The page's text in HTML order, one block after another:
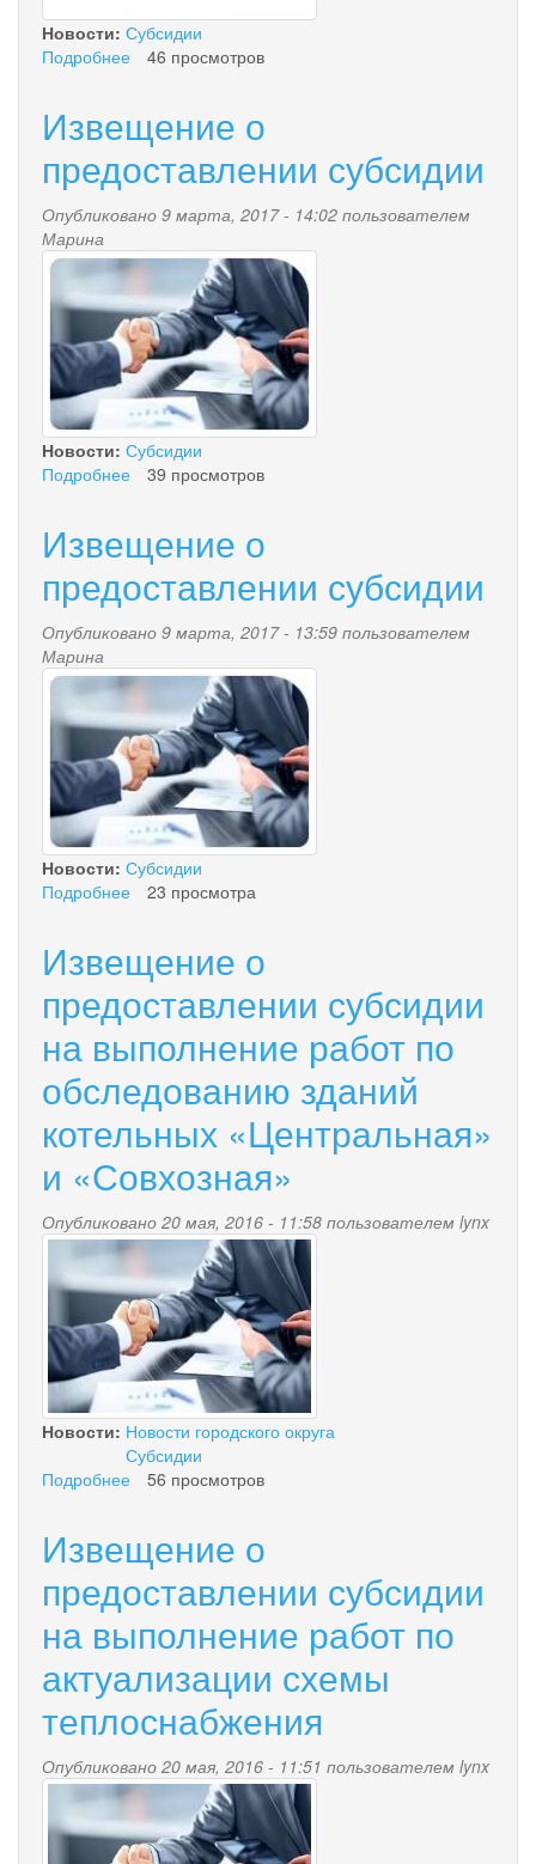
Новости: Субсидии
Подробнее
предоставлении
субсидии
46 просмотров
Извещение о
предоставлении субсидии
Опубликовано 9 марта, 2017 - 14:02 пользователем
Марина
777_0_7.jpg
Новости: Субсидии
Подробнее
предоставлении
субсидии
39 просмотров
Извещение о
предоставлении субсидии
Опубликовано 9 марта, 2017 - 13:59 пользователем
Марина
777_0_7.jpg
Новости: Субсидии
Подробнее
предоставлении
субсидии
23 просмотра
Извещение о
предоставлении субсидии
на выполнение работ по
обследованию зданий
котельных «Центральная»
и «Совхозная»
Опубликовано 20 мая, 2016 - 11:58 пользователем lynx
777_0.jpg
Новости: Новости городского округа
Субсидии
Подробнее
предоставлении
субсидии
на
работ
по
обследованию
зданий
котельных
«Центральная»
и
«Совхозная»
56 просмотров
Извещение о
предоставлении субсидии
на выполнение работ по
актуализации схемы
теплоснабжения
Опубликовано 20 мая, 2016 - 11:51 пользователем lynx
777_0.jpg